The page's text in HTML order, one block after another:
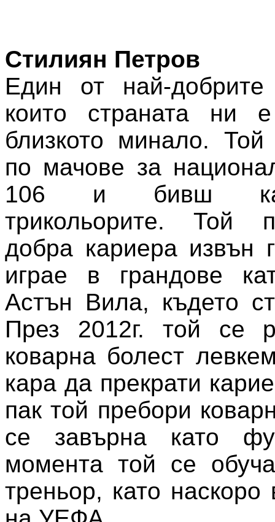
Стилиян Петров
Един от най-добрите
които страната ни
близкото минало.
по мачове за
106 и бивш
трикольорите. Той
добра кариера извън
играе в грандове
Астън Вила, където
През 2012г. той се
коварна болест
кара да прекрати
пак той пребори
се завърна като
момента той се
треньор, като